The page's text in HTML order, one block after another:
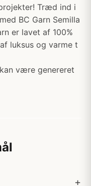
Træd ind i
BC Garn Semilla
er lavet af 100%
luksus og varme t
være genereret